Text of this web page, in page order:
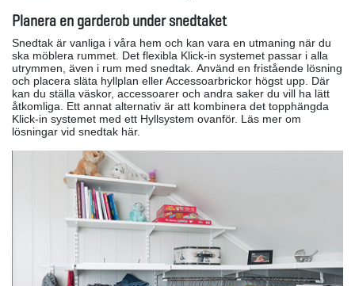
Planera en garderob under snedtaket
Snedtak är vanliga i våra hem och kan vara en utmaning när du
ska möblera rummet. Det flexibla Klick-in systemet passar i alla
utrymmen, även i rum med snedtak. Använd en fristående lösning
och placera släta hyllplan eller Accessoarbrickor högst upp. Där
kan du ställa väskor, accessoarer och andra saker du vill ha lätt
åtkomliga. Ett annat alternativ är att kombinera det topphängda
Klick-in systemet med ett Hyllsystem ovanför. Läs mer om
lösningar vid snedtak här.